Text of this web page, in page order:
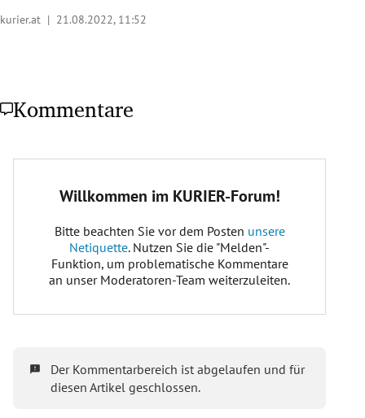
kurier.at | 21.08.2022, 11:52
Kommentare